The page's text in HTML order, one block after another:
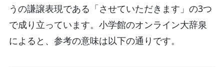
うの謙譲表現である「させていただきます」の3つ
で成り立っています。小学館のオンライン大辞泉
によると、参考の意味は以下の通りです。